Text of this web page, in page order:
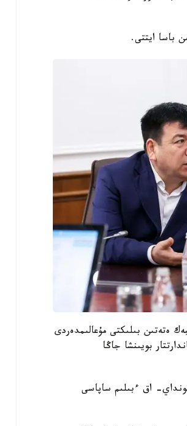
باسا ايتتى.
ەتەتىن بىلىكتى مۇعالىمدەردى
بويىنشا جاڭا
اق ءبىلىم ساپاسى